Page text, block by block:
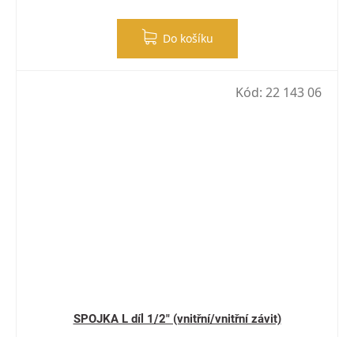
Do košíku
SPOJKA L díl 1/2" (vnitřní/vnitřní závit)
Kód: 22 143 06